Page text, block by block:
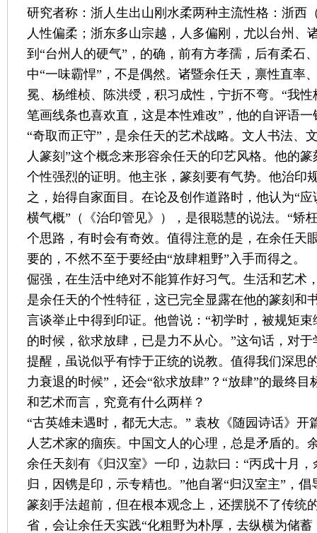
研究者称：浙人生出山刚水柔两种主流性格：浙西
人性偏柔；浙东多山宗越，人多偏刚，尤以台州、
到“台州人的硬气”，的确，前有方孝孺，后有柔石
中“一味霸悍”，不是偶然。诸暨余任天，禀性直率
冕、杨维桢、陈洪绶，积习成性，宁折不弯。“我
笔画线条也喜欢直，这是本性难改”，他的自评语一
“奇取而正守”，是余任天的艺术战略。文人书法、
人篆刻”这个概念来形容余任天的印艺风格。他的
个性强烈的证明。他主张，篆刻要有气势。他治印
之，始得自家面目。在论及创作道路时，他认为“
横气概”（《治印管见》），是很聪慧的说法。“矫
个思路，有时会有奇效。值得注意的是，在余任天
要的，不然不至于要经由“放肆粗野”入手而得之。
倔强，在生活中绝对不能算作好习气。生活和艺术
是余任天的个性特征，这已完全显露在他的篆刻和
言谈举止中得到印证。他曾说：“初学时，被规矩
的时候，欲求放肆，已是力不从心。”这句话，对
提醒，虽说似乎有悖于正统的说教。值得我们深思
力衰退的时候”，还会“欲求放肆”？“放肆”的最终
和艺术而言，究竟有什么两样？
“古英雄未遇时，都无大志。” 袁枚《随园诗话》开
人艺术家的痼疾。中国文人的心理，总是矛盾的。
余任天刻有《归汉室》一印，边款曰：“丙戌十月
归，因镌是印，示专精也。”他自署“归汉室主”，倡
篆刻手法超前，但在根本观念上，还摆脱不了传统
省，会让余任天实践“化粗野为朴厚，去纵横为储